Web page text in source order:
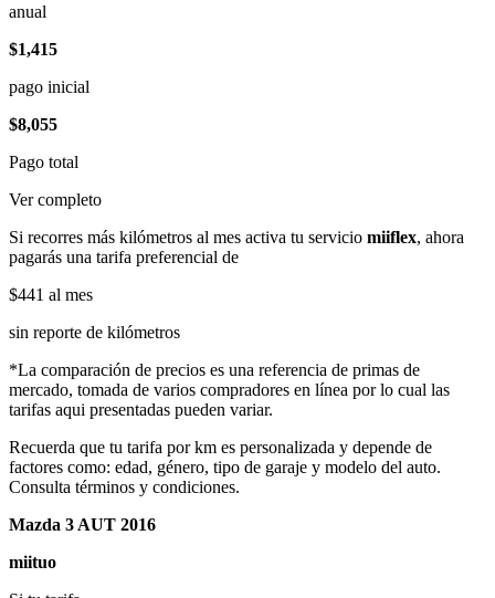
anual
$1,415
pago inicial
$8,055
Pago total
Ver completo
Si recorres más kilómetros al mes activa tu servicio miiflex, ahora
pagarás una tarifa preferencial de
$441 al mes
sin reporte de kilómetros
*La comparación de precios es una referencia de primas de
mercado, tomada de varios compradores en línea por lo cual las
tarifas aqui presentadas pueden variar.
Recuerda que tu tarifa por km es personalizada y depende de
factores como: edad, género, tipo de garaje y modelo del auto.
Consulta términos y condiciones.
Mazda 3 AUT 2016
miituo